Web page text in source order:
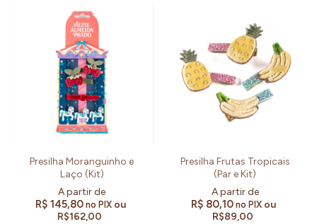
Presilha Moranguinho e
Laço (Kit)
R$ 145,80no PIX ou
R$162,00
Presilha Frutas Tropicais
(Par e Kit)
R$ 80,10 no PIX ou
R$89,00